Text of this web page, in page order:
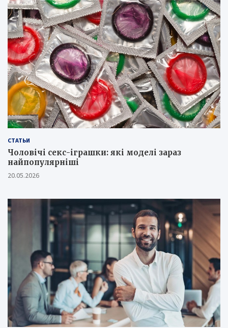
СТАТЬИ
Чоловічі секс-іграшки: які моделі зараз
найпопулярніші
20.05.2026